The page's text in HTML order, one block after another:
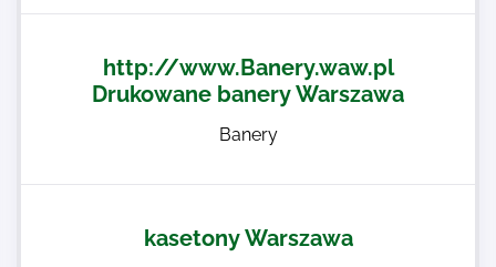
http://www.Banery.waw.pl
Drukowane banery Warszawa
Banery
kasetony Warszawa